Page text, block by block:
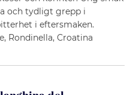
och tydligt grepp i
i eftersmaken.
Rondinella, Croatina